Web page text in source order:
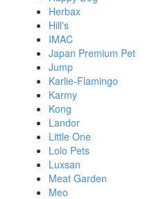
Herbax
Hill's
IMAC
Japan Premium Pet
Jump
Karlie-Flamingo
Karmy
Kong
Landor
Little One
Lolo Pets
Luxsan
Meat Garden
Meo